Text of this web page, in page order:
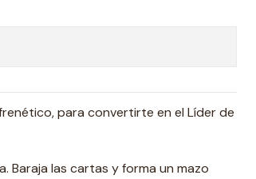
para convertirte en el Líder de
Baraja las cartas y forma un mazo